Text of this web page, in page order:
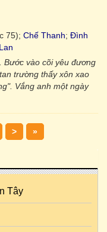
75); Chế Thanh; Đình
Bước vào cõi yêu đương
trường thấy xôn xao
Vắng anh một ngày
> »
Tây